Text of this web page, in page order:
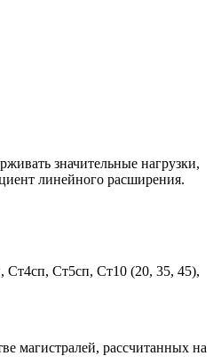
значительные нагрузки,
линейного расширения.
Ст4сп, Ст5сп, Ст10 (20, 35, 45),
магистралей, рассчитанных на